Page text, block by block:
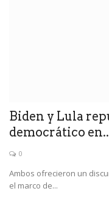
Biden y Lula
democrático
0
Ambos ofrecieron un
el marco de...